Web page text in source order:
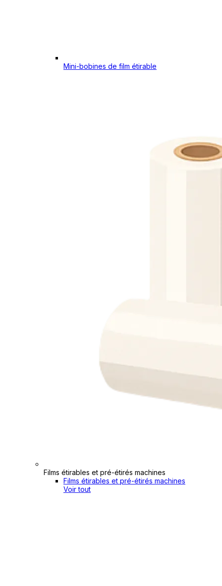
Mini-bobines de film étirable
Films étirables et pré-étirés machines
Films étirables et pré-étirés machines
Voir tout